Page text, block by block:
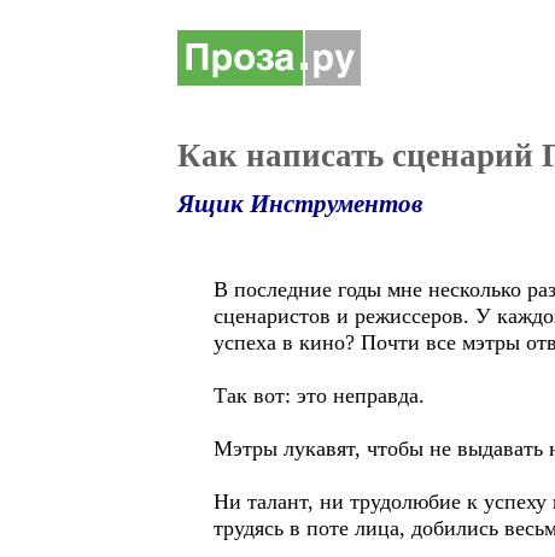
Как написать сценарий
Ящик Инструментов
В последние годы мне несколько
сценаристов и режиссеров. У
успеха в кино? Почти все мэтры
Так вот: это неправда.
Мэтры лукавят, чтобы не
Ни талант, ни трудолюбие к
трудясь в поте лица, добились